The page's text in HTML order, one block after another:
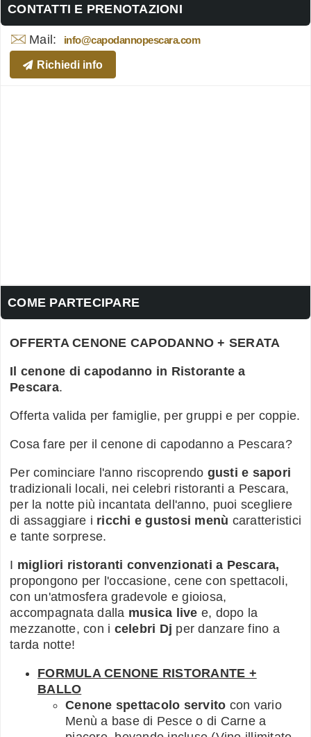
CONTATTI E PRENOTAZIONI
Mail: info@capodannopescara.com
Richiedi info
COME PARTECIPARE
OFFERTA CENONE CAPODANNO + SERATA
Il cenone di capodanno in Ristorante a
Pescara.
Offerta valida per famiglie, per gruppi e per coppie.
Cosa fare per il cenone di capodanno a Pescara?
Per cominciare l'anno riscoprendo gusti e sapori
tradizionali locali, nei celebri ristoranti a Pescara,
per la notte più incantata dell'anno, puoi scegliere
di assaggiare i ricchi e gustosi menù caratteristici
e tante sorprese.
I migliori ristoranti convenzionati a Pescara,
propongono per l'occasione, cene con spettacoli,
con un'atmosfera gradevole e gioiosa,
accompagnata dalla musica live e, dopo la
mezzanotte, con i celebri Dj per danzare fino a
tarda notte!
FORMULA CENONE RISTORANTE +
BALLO
Cenone spettacolo servito con vario
Menù a base di Pesce o di Carne a